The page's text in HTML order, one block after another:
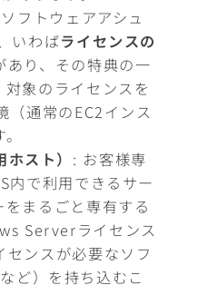
フトウェアアシュ
いわばライセンスの
あり、その特典の一
象のライセンスを
（通常のEC2インス
スト） : お客様専
内で利用できるサー
まるごと専有する
Serverライセンス
ンスが必要なソフ
ど）を持ち込むこ